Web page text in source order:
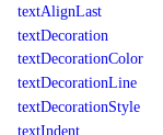
textAlignLast
textDecoration
textDecorationColor
textDecorationLine
textDecorationStyle
textIndent